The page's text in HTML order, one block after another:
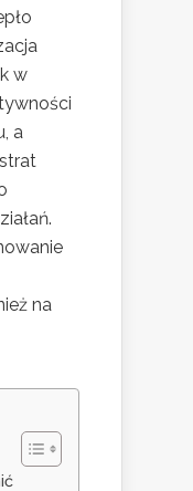
w
a
na